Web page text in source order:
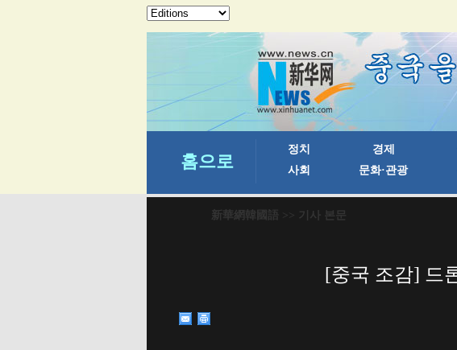
新華網韓國語 >> 기사 본문
[중국 조감] 드